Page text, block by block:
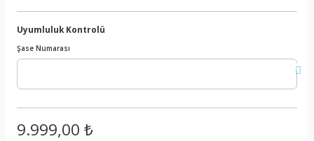
Uyumluluk Kontrolü
Şase Numarası
9.999,00 ₺